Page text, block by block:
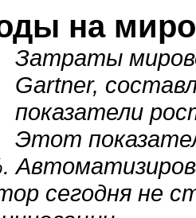
на
Затраты
Gartner,
показатели
Этот
сегодня не